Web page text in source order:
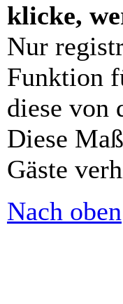
klicke,
Nur
Funktion
diese von
Diese
Gäste
Nach oben